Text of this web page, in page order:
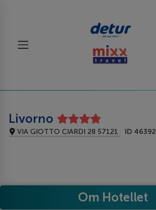
Livorno
VIA GIOTTO CIARDI 28 57121 ID 46392
Om Hotellet